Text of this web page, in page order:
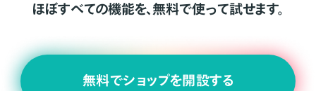
ほぼすべての機能を、無料で使って試せます。
無料でショップを開設する